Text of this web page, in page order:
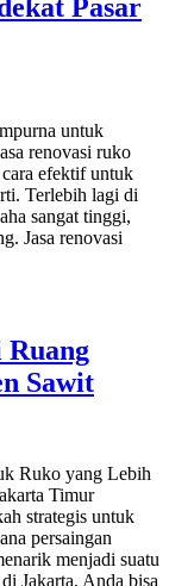
Pasar
untuk
renovasi ruko
efektif untuk
Terlebih lagi di
sangat tinggi,
Jasa renovasi
Ruang
Sawit
Ruko yang Lebih
Timur
strategis untuk
persaingan
menjadi suatu
Jakarta, Anda bisa